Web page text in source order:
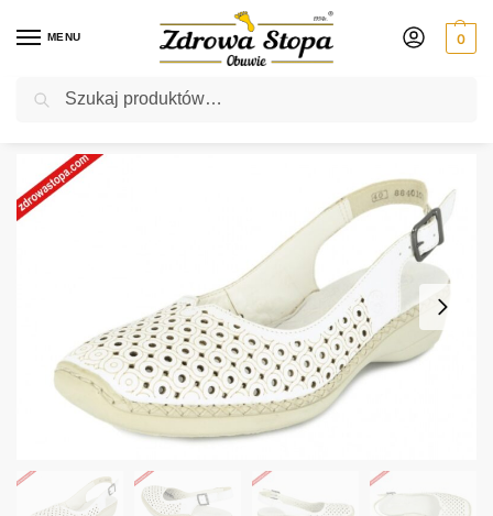
MENU 0
Rabat ⚡ 5% kod: ZDROWASTOPA (na obuwie poza promocją)